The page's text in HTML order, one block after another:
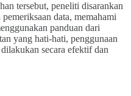
tersebut, peneliti disarankan
data, memahami
panduan dari
yang hati-hati, penggunaan
secara efektif dan